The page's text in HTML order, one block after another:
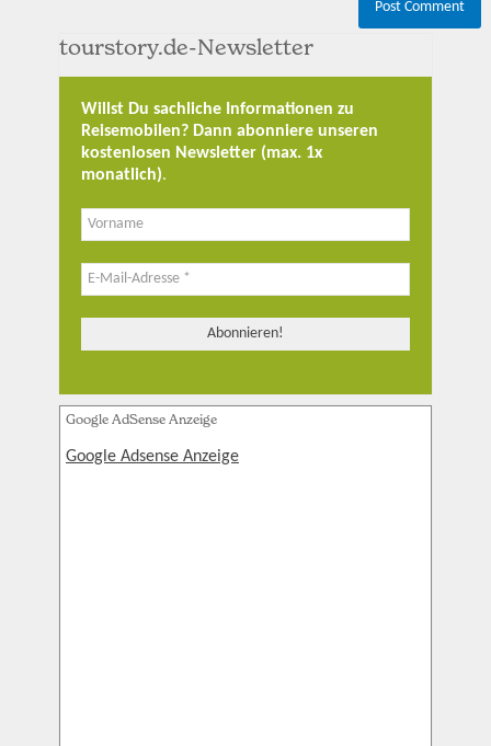
tourstory.de-Newsletter
Willst Du sachliche Informationen zu
Reisemobilen? Dann abonniere unseren
kostenlosen Newsletter (max. 1x
monatlich).
Google AdSense Anzeige
Google Adsense Anzeige